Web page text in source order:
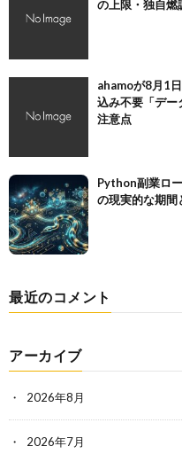
の上限・独自燃
ahamoが8月1
込み不要「デー
注意点
Python副業ロ
の現実的な期間
最近のコメント
アーカイブ
2026年8月
2026年7月